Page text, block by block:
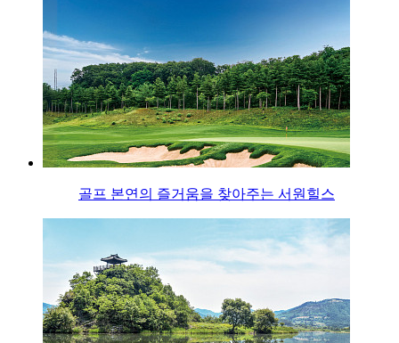
골프 본연의 즐거움을 찾아주는 서원힐스